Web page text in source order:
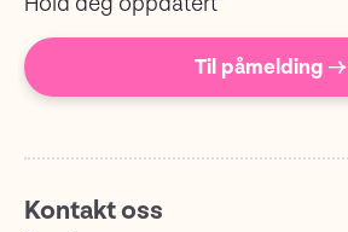
Til påmelding →
Kontakt oss